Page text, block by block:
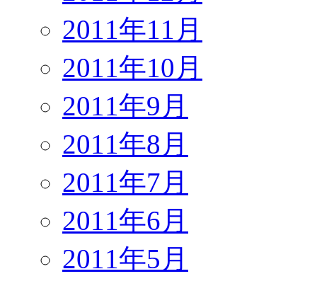
2011年11月
2011年10月
2011年9月
2011年8月
2011年7月
2011年6月
2011年5月